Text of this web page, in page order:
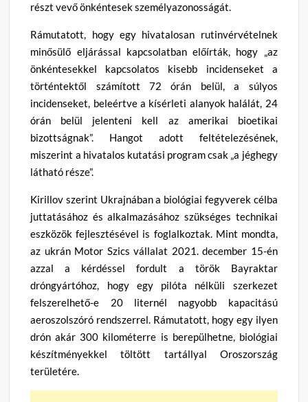
részt vevő önkéntesek személyazonosságát.
Rámutatott, hogy egy hivatalosan rutinvérvételnek
minősülő eljárással kapcsolatban előírták, hogy „az
önkéntesekkel kapcsolatos kisebb incidenseket a
történtektől számított 72 órán belül, a súlyos
incidenseket, beleértve a kísérleti alanyok halálát, 24
órán belül jelenteni kell az amerikai bioetikai
bizottságnak”. Hangot adott feltételezésének,
miszerint a hivatalos kutatási program csak „a jéghegy
látható része”.
Kirillov szerint Ukrajnában a biológiai fegyverek célba
juttatásához és alkalmazásához szükséges technikai
eszközök fejlesztésével is foglalkoztak. Mint mondta,
az ukrán Motor Szics vállalat 2021. december 15-én
azzal a kérdéssel fordult a török Bayraktar
dróngyártóhoz, hogy egy pilóta nélküli szerkezet
felszerelhető-e 20 liternél nagyobb kapacitású
aeroszolszóró rendszerrel. Rámutatott, hogy egy ilyen
drón akár 300 kilométerre is berepülhetne, biológiai
készítményekkel töltött tartállyal Oroszország
területére.